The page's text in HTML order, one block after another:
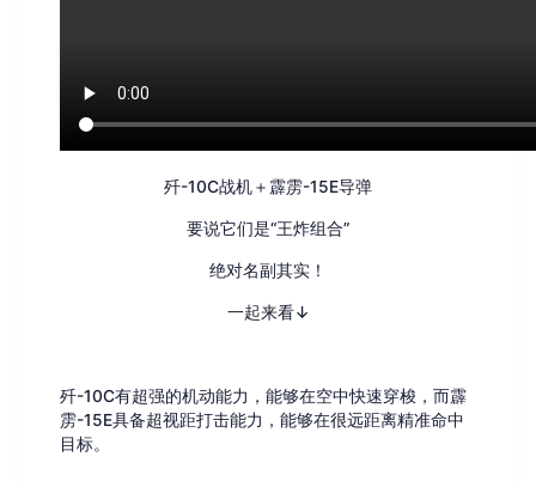
歼-10C战机＋霹雳-15E导弹
要说它们是“王炸组合”
绝对名副其实！
一起来看↓
歼-10C有超强的机动能力，能够在空中快速穿梭，而霹
雳-15E具备超视距打击能力，能够在很远距离精准命中
目标。